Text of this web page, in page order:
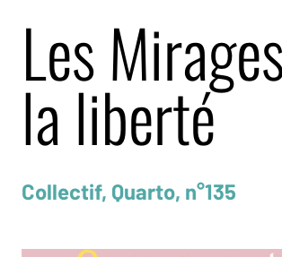
Les
la liberté
Collectif, Quarto, n°135